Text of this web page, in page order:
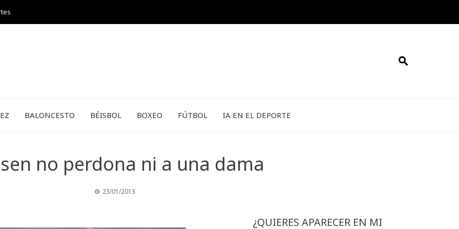
BALONCESTO BÉISBOL BOXEO FÚTBOL IA EN EL DEPORTE
no perdona ni a una dama
23/01/2013
¿QUIERES APARECER EN MI